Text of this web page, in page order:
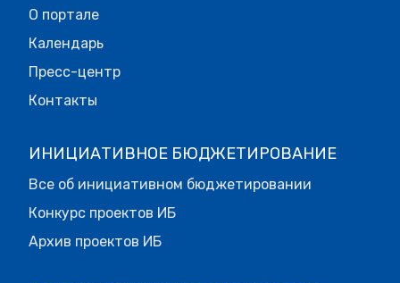
О портале
Календарь
Пресс-центр
Контакты
ИНИЦИАТИВНОЕ БЮДЖЕТИРОВАНИЕ
Все об инициативном бюджетировании
Конкурс проектов ИБ
Архив проектов ИБ